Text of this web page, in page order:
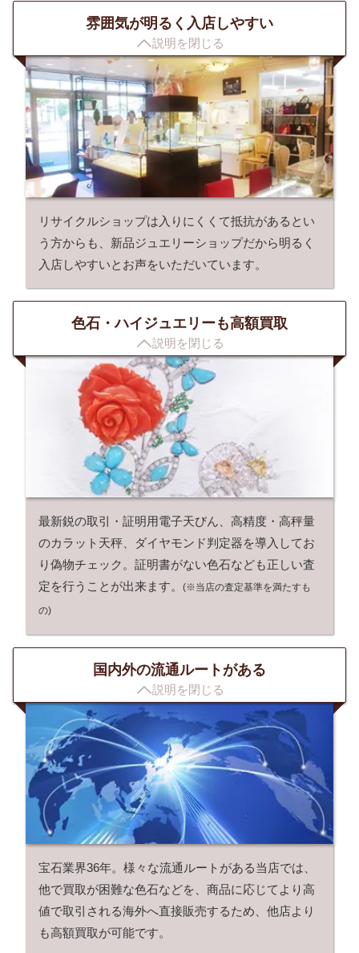
雰囲気が明るく入店しやすい
説明を閉じる
リサイクルショップは入りにくくて抵抗があるとい
う方からも、新品ジュエリーショップだから明るく
入店しやすいとお声をいただいています。
色石・ハイジュエリーも高額買取
説明を閉じる
最新鋭の取引・証明用電子天びん、高精度・高秤量
のカラット天秤、ダイヤモンド判定器を導入してお
り偽物チェック。証明書がない色石なども正しい査
定を行うことが出来ます。
(※当店の査定基準を満たすも
の)
国内外の流通ルートがある
説明を閉じる
宝石業界36年。様々な流通ルートがある当店では、
他で買取が困難な色石などを、商品に応じてより高
値で取引される海外へ直接販売するため、他店より
も高額買取が可能です。